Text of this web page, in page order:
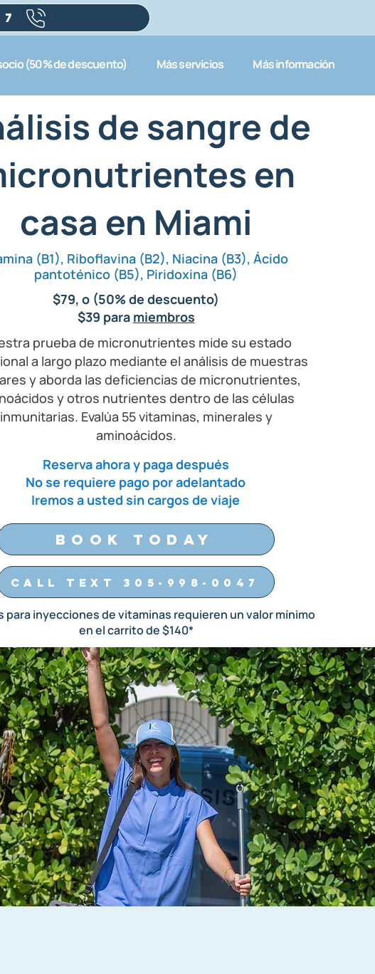
(50% de descuento) Más servicios Más información
de sangre de
en
casa en Miami
(B1), Riboflavina (B2), Niacina (B3), Ácido
pantoténico (B5), Piridoxina (B6)
$79, o (50% de descuento)
$39 para miembros
prueba de micronutrientes mide su estado
a largo plazo mediante el análisis de muestras
y aborda las deficiencias de micronutrientes,
y otros nutrientes dentro de las células
inmunitarias. Evalúa 55 vitaminas, minerales y
aminoácidos.
Reserva ahora y paga después
No se requiere pago por adelantado
Iremos a usted sin cargos de viaje
Book Today
Call Text 305-998-0047
para inyecciones de vitaminas requieren un valor mínimo
en el carrito de $140*